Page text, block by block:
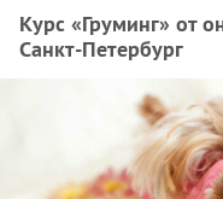
Курс «Груминг» от
Санкт-Петербург